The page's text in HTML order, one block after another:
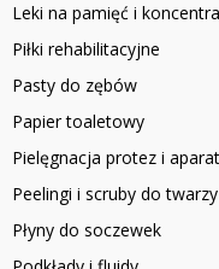
Leki na pamięć i
Piłki rehabilitacyjne
Pasty do zębów
Papier toaletowy
Pielęgnacja protez i
Peelingi i scruby do twarzy
Płyny do soczewek